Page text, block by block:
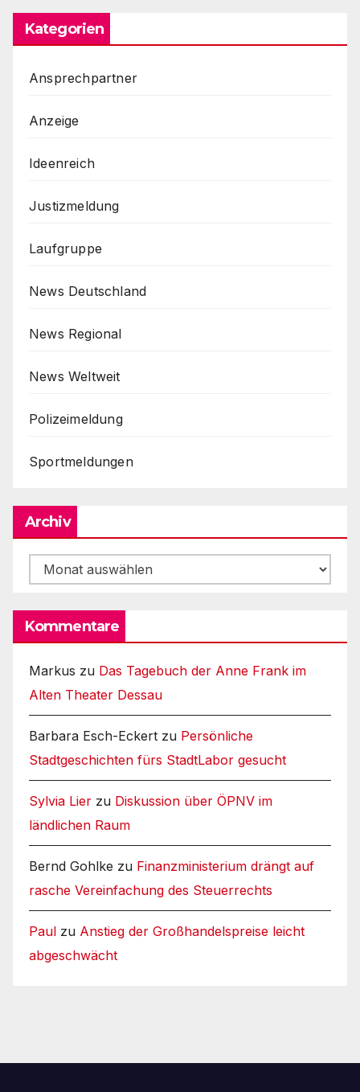
Kategorien
Ansprechpartner
Anzeige
Ideenreich
Justizmeldung
Laufgruppe
News Deutschland
News Regional
News Weltweit
Polizeimeldung
Sportmeldungen
Archiv
Archiv
Kommentare
Markus zu Das Tagebuch der Anne Frank im
Alten Theater Dessau
Barbara Esch-Eckert zu Persönliche
Stadtgeschichten fürs StadtLabor gesucht
Sylvia Lier zu Diskussion über ÖPNV im
ländlichen Raum
Bernd Gohlke zu Finanzministerium drängt auf
rasche Vereinfachung des Steuerrechts
Paul zu Anstieg der Großhandelspreise leicht
abgeschwächt